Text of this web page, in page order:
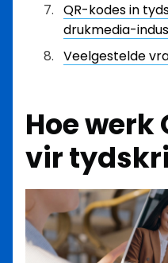
QR-kodes in
drukmedia-
Veelgestelde
Hoe werk
vir